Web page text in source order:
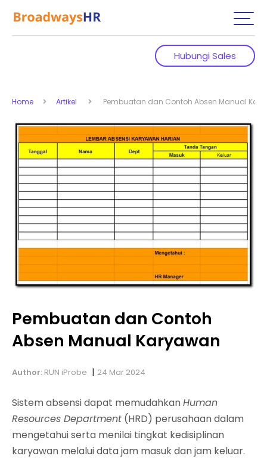
Hubungi Sales
Home Artikel Pembuatan dan Contoh Absen Manual
Pembuatan dan Contoh
Absen Manual Karyawan
Author: RUN iProbe | 24 Mar 2024
Sistem absensi dapat memudahkanHuman
Resources Department (HRD) perusahaan dalam
mengetahui serta menilai tingkat kedisiplinan
karyawan melalui data jam masuk dan jam keluar.